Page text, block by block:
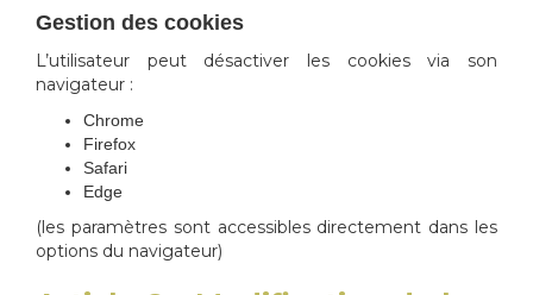
Gestion des cookies
L’utilisateur peut désactiver les cookies via son
navigateur :
Chrome
Firefox
Safari
Edge
(les paramètres sont accessibles directement dans les
options du navigateur)